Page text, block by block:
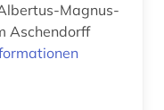
Magnus-
Aschendorff